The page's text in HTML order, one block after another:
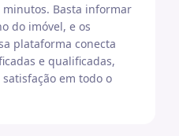
Basta informar
do imóvel, e os
plataforma conecta
e qualificadas,
em todo o